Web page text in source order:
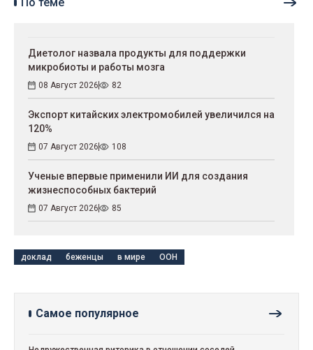
Диетолог назвала продукты для поддержки
микробиоты и работы мозга
08 Август 2026 82
Экспорт китайских электромобилей увеличился на
120%
07 Август 2026 108
Ученые впервые применили ИИ для создания
жизнеспособных бактерий
07 Август 2026 85
доклад беженцы в мире ООН
Самое популярное